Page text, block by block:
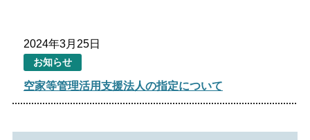
標準 拡大
2024年3月25日
お知らせ
空家等管理活用支援法人の指定について